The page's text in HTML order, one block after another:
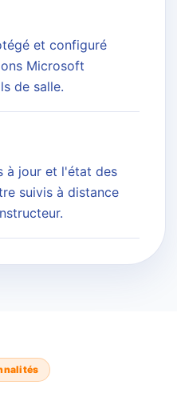
et configuré
Microsoft
de salle.
à jour et l'état des
suivis à distance